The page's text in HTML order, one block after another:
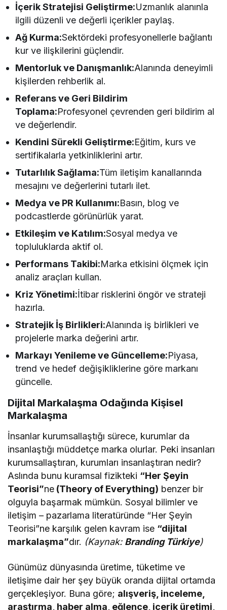
İçerik Stratejisi Geliştirme:Uzmanlık alanınla
ilgili düzenli ve değerli içerikler paylaş.
Ağ Kurma:Sektördeki profesyonellerle bağlantı
kur ve ilişkilerini güçlendir.
Mentorluk ve Danışmanlık:Alanında deneyimli
kişilerden rehberlik al.
Referans ve Geri Bildirim
Toplama:Profesyonel çevrenden geri bildirim al
ve değerlendir.
Kendini Sürekli Geliştirme:Eğitim, kurs ve
sertifikalarla yetkinliklerini artır.
Tutarlılık Sağlama:Tüm iletişim kanallarında
mesajını ve değerlerini tutarlı ilet.
Medya ve PR Kullanımı:Basın, blog ve
podcastlerde görünürlük yarat.
Etkileşim ve Katılım:Sosyal medya ve
topluluklarda aktif ol.
Performans Takibi:Marka etkisini ölçmek için
analiz araçları kullan.
Kriz Yönetimi:İtibar risklerini öngör ve strateji
hazırla.
Stratejik İş Birlikleri:Alanında iş birlikleri ve
projelerle marka değerini artır.
Markayı Yenileme ve Güncelleme:Piyasa,
trend ve hedef değişikliklerine göre markanı
güncelle.
Dijital Markalaşma Odağında Kişisel
Markalaşma
İnsanlar kurumsallaştığı sürece, kurumlar da
insanlaştığı müddetçe marka olurlar. Peki insanları
kurumsallaştıran, kurumları insanlaştıran nedir?
Aslında bunu kuramsal fizikteki “Her Şeyin
Teorisi”ne (Theory of Everything) benzer bir
olguyla başarmak mümkün. Sosyal bilimler ve
iletişim – pazarlama literatüründe “Her Şeyin
Teorisi”ne karşılık gelen kavram ise “dijital
markalaşma”dır. (Kaynak: Branding Türkiye)
Günümüz dünyasında üretime, tüketime ve
iletişime dair her şey büyük oranda dijital ortamda
gerçekleşiyor. Buna göre; alışveriş, inceleme,
araştırma, haber alma, eğlence, içerik üretimi,